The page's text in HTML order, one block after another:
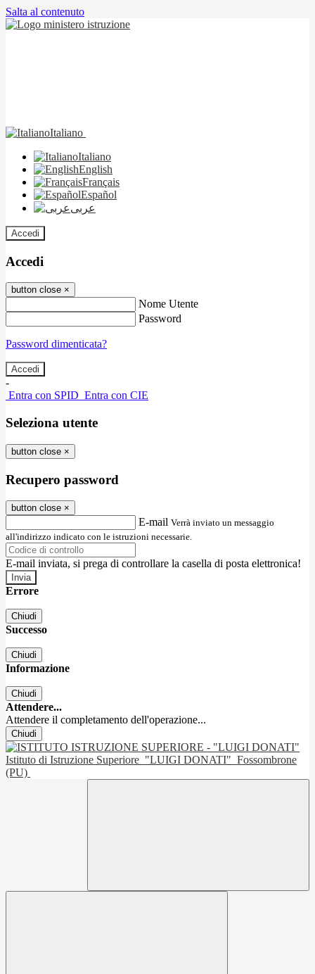
Salta al contenuto
Italiano
Italiano
English
Français
Español
عربى
Accedi
Accedi
button close ×
Nome Utente
Password
Password dimenticata?
-
Entra con SPID Entra con CIE
Seleziona utente
button close ×
Recupero password
button close ×
E-mail Verrà inviato un messaggio
all'indirizzo indicato con le istruzioni necessarie.
E-mail inviata, si prega di controllare la casella di posta elettronica!
Errore
Chiudi
Successo
Chiudi
Informazione
Chiudi
Attendere...
Attendere il completamento dell'operazione...
Chiudi
Istituto di Istruzione Superiore "LUIGI DONATI" Fossombrone
(PU)